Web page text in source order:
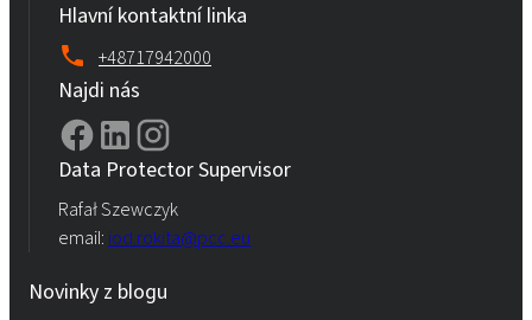
Hlavní kontaktní linka
+48717942000
Najdi nás
Data Protector Supervisor
Rafał Szewczyk
email: iod.rokita@pcc.eu
Novinky z blogu